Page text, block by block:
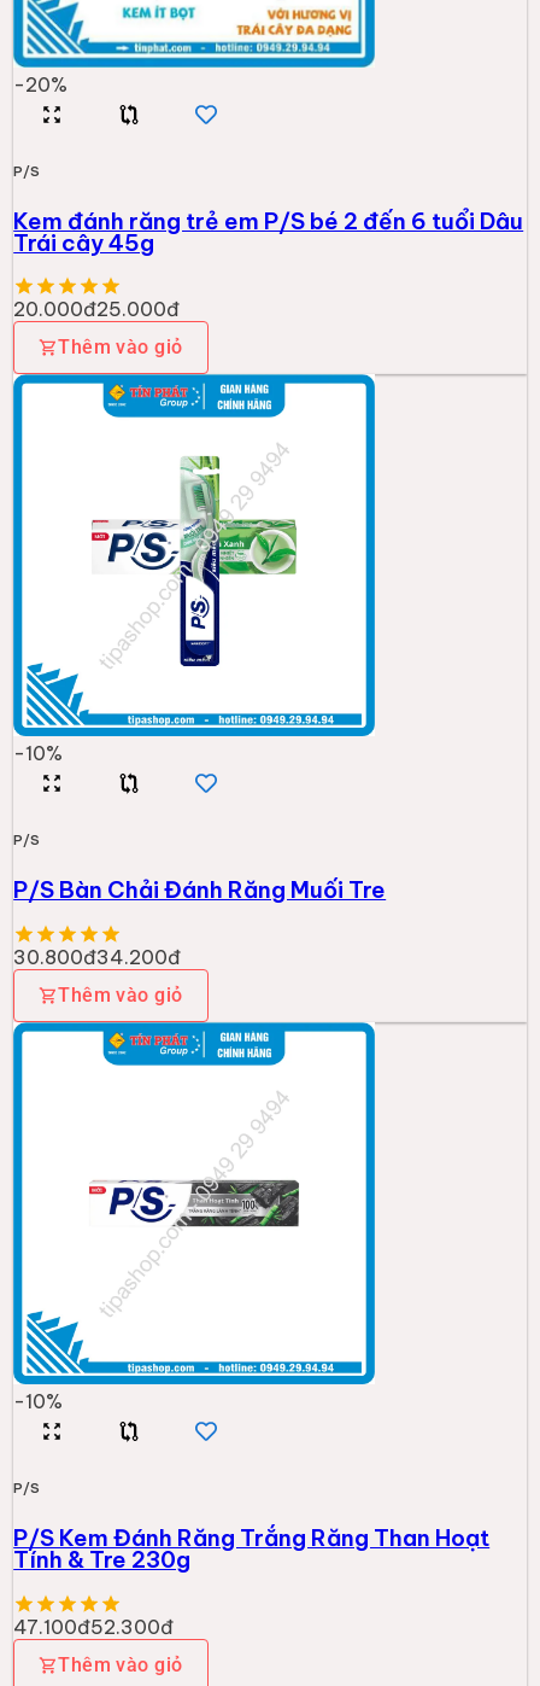
-20%
P/S
Kem đánh răng trẻ em P/S bé 2 đến 6 tuổi Dâu
Trái cây 45g
20.000đ25.000đ
Thêm vào giỏ
-10%
P/S
P/S Bàn Chải Đánh Răng Muối Tre
30.800đ34.200đ
Thêm vào giỏ
-10%
P/S
P/S Kem Đánh Răng Trắng Răng Than Hoạt
Tính & Tre 230g
47.100đ52.300đ
Thêm vào giỏ